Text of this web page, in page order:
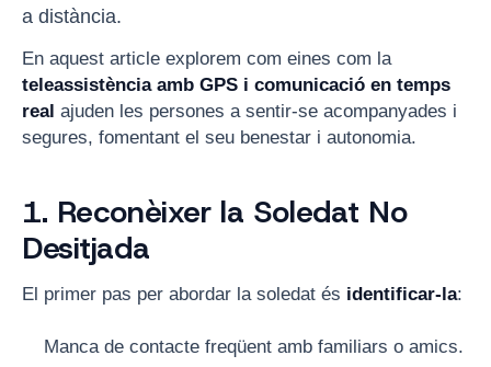
a distància.
En aquest article explorem com eines com la
teleassistència amb GPS i comunicació en temps
real ajuden les persones a sentir-se acompanyades i
segures, fomentant el seu benestar i autonomia.
1. Reconèixer la Soledat No
Desitjada
El primer pas per abordar la soledat és identificar-la:
Manca de contacte freqüent amb familiars o amics.